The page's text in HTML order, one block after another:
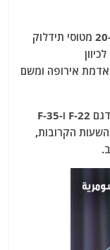
אתמול התפרסמו דיווחים על תנועת יותר מ-20 מטוסי תידלוק
אדמת אירופה ומשם
בשעות האחרונות נודע כי 12 מטוסי קרב מדגם F-22 ו-F-35
צפויים להתפרס במדינות המפרץ בתוך 48 השעות הקרובות,